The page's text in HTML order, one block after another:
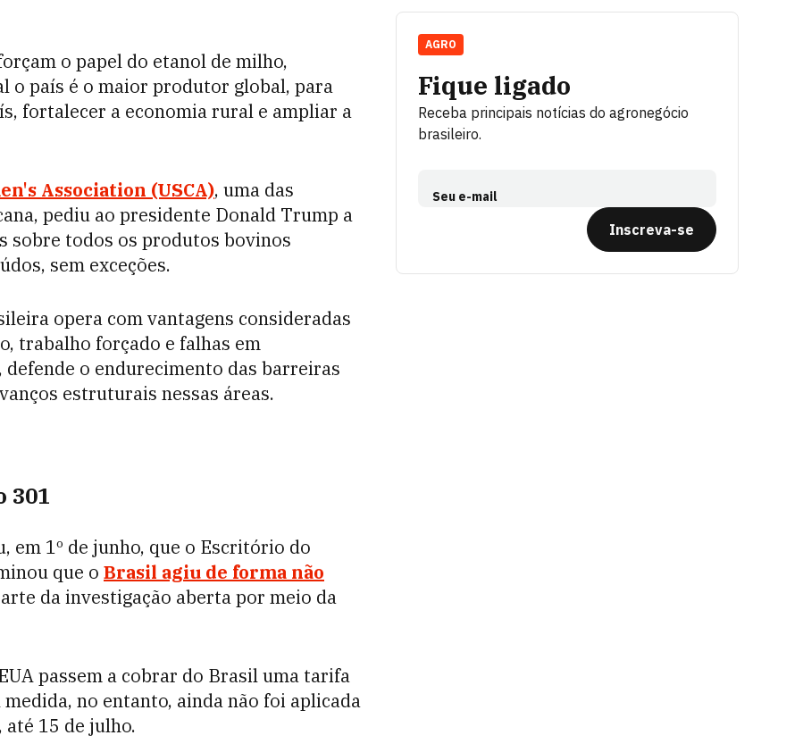
o papel do etanol de milho,
o país é o maior produtor global, para
fortalecer a economia rural e ampliar a
Association (USCA), uma das
pediu ao presidente Donald Trump a
sobre todos os produtos bovinos
sem exceções.
opera com vantagens consideradas
trabalho forçado e falhas em
o endurecimento das barreiras
estruturais nessas áreas.
301
em 1º de junho, que o Escritório do
que o Brasil agiu de forma não
da investigação aberta por meio da
passem a cobrar do Brasil uma tarifa
no entanto, ainda não foi aplicada
até 15 de julho.
Fique ligado
Receba principais notícias do agronegócio
brasileiro.
Seu e-mail
Inscreva-se
AGRO